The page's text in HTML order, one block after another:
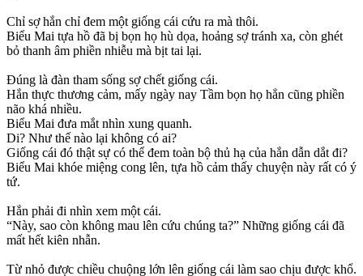
Chỉ sợ hắn chỉ đem một giống cái cứu ra mà thôi.
Biểu Mai tựa hồ đã bị bọn họ hù dọa, hoảng sợ tránh xa, còn ghét
bỏ thanh âm phiền nhiễu mà bịt tai lại.
Đúng là đàn tham sống sợ chết giống cái.
Hắn thực thương cảm, mấy ngày nay Tầm bọn họ hẳn cũng phiền
não khá nhiều.
Biểu Mai đưa mắt nhìn xung quanh.
Di? Như thế nào lại không có ai?
Giống cái đó thật sự có thể đem toàn bộ thủ hạ của hắn dẫn dắt đi?
Biểu Mai khóe miệng cong lên, tựa hồ cảm thấy chuyện này rất có ý
tứ.
Hắn phải đi nhìn xem một cái.
“Này, sao còn không mau lên cứu chúng ta?” Những giống cái đã
mất hết kiên nhẫn.
Từ nhỏ được chiều chuộng lớn lên giống cái làm sao chịu được khổ.